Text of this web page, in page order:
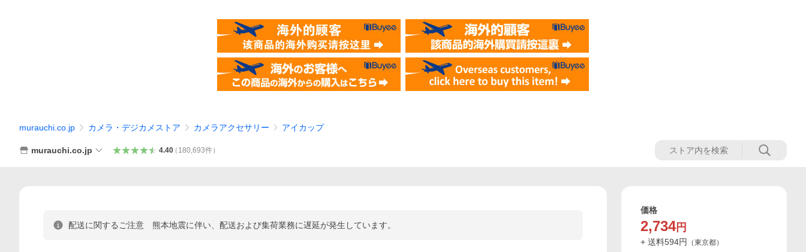
murauchi.co.jp カメラ・デジカメストア カメラアクセサリー アイカップ
murauchi.co.jp 4.40（ 180,693件）
配送に関するご注意 熊本地震に伴い、配送および集荷業務に遅延が発生しています。
価格
2,734円
+ 送料594円 （東京都）